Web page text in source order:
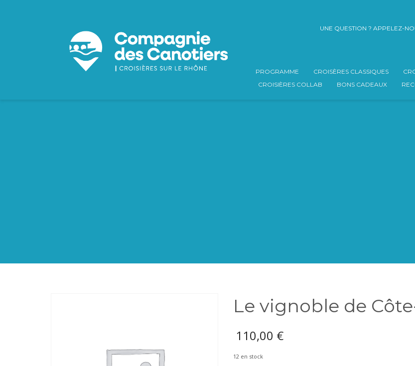
UNE QUESTION ? APPELEZ-
PROGRAMME CROISÈRES CLASSIQUES
CROISIÈRES COLLAB
BONS CADEAUX
Le vignoble de
110,00 €
12 en stock